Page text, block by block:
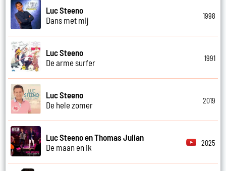
Luc Steeno
Dans met mij
1998
Luc Steeno
De arme surfer
1991
Luc Steeno
De hele zomer
2019
Luc Steeno en Thomas Julian
De maan en ik
2025